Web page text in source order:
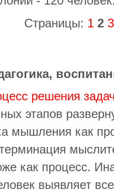
Страницы: 1 2 3
решения
этапов
мышления как
как процесс.
выявляет